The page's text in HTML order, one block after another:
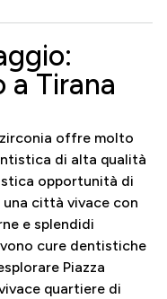
Tirana
offre molto
di alta qualità
opportunità di
città vivace con
e splendidi
cure dentistiche
Piazza
quartiere di